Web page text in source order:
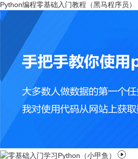
Python编程零基础入门教程（黑马程序员）
